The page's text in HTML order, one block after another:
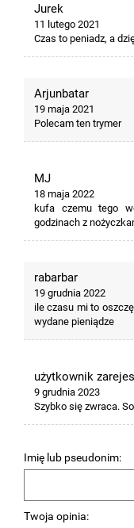
Jurek
11 lutego 2021
Czas to peniadz, a
Arjunbatar
19 maja 2021
Polecam ten trymer
MJ
18 maja 2022
kufa czemu tego
godzinach z
rabarbar
19 grudnia 2022
ile czasu mi to
wydane pieniądze
użytkownik
9 grudnia 2023
Szybko się zwraca.
Imię lub pseudonim:
Twoja opinia: